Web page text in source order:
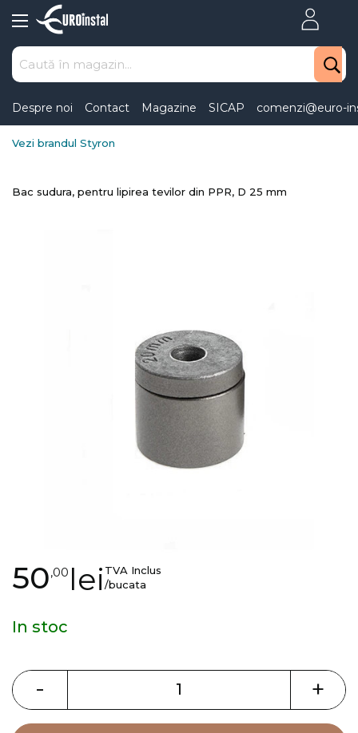
to
Content
Despre noi Contact Magazine SICAP comenzi@euro-
Vezi brandul Styron
Bac sudura, pentru lipirea tevilor din PPR, D 25 mm
Skip
to
beginning
images
gallery
50,00 leiTVA Inclus
/bucata
In stoc
- +